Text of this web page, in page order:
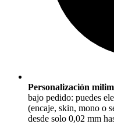
Personalización
bajo pedido: puedes
(encaje, skin, mono o
desde solo 0,02 mm